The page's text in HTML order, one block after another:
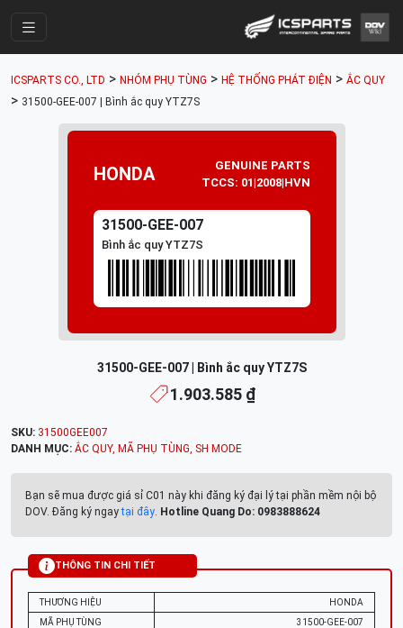
Cửa Hàng
Parts Catalogue
Mã Phụ Tùng
Tài khoản
ICSPARTS CO., LTD > NHÓM PHỤ TÙNG > HỆ THỐNG PHÁT ĐIỆN > ẮC QUY
> 31500-GEE-007 | Bình ắc quy YTZ7S
HONDA
GENUINE PARTS
TCCS: 01|2008|HVN
31500-GEE-007
Bình ắc quy YTZ7S
31500-GEE-007 | Bình ắc quy YTZ7S
1.903.585 ₫
SKU: 31500GEE007
DANH MỤC: ẮC QUY, MÃ PHỤ TÙNG, SH MODE
Bạn sẽ mua được giá sỉ C01 này khi đăng ký đại lý tại phần mềm nội bộ
DOV. Đăng ký ngaytại đây. Hotline Quang Do: 0983888624
THÔNG TIN CHI TIẾT
THƯƠNG HIỆU
HONDA
MÃ PHỤ TÙNG
31500-GEE-007